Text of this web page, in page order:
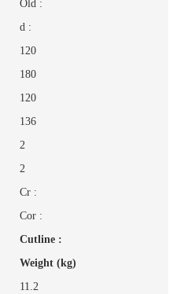
Old :
d :
120
180
120
136
2
2
Cr :
Cor :
Cutline :
Weight (kg)
11.2